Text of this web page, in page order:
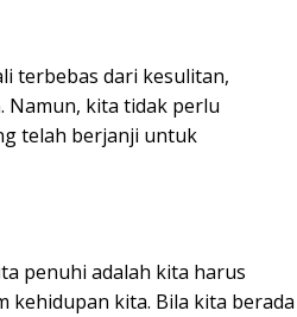
terbebas dari kesulitan,
Namun, kita tidak perlu
telah berjanji untuk
penuhi adalah kita harus
kehidupan kita. Bila kita berada